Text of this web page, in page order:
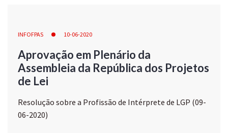
INFOFPAS 10-06-2020
Aprovação em Plenário da
Assembleia da República dos Projetos
de Lei
Resolução sobre a Profissão de Intérprete de LGP (09-
06-2020)